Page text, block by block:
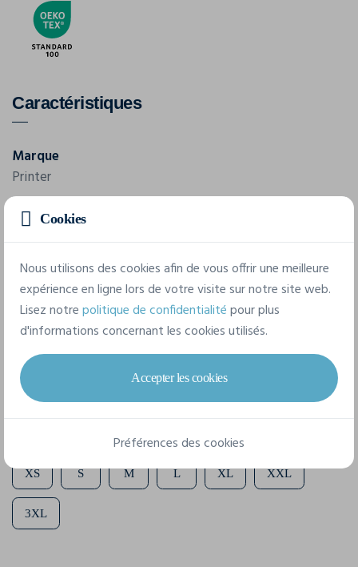
Caractéristiques
Marque
Printer
Référence
Composition
Tissu extérieur: 100% polyester recyclé Membrane TPU:
WP3000/MVP3000 Doublure polaire: 100% polyester
recyclé Rembourrage: 100% polyester recyclé, Bluesign®
APPROVED Doublure: 100% polyester recyclé
7 tailles disponibles
XS S M L XL XXL
3XL
Cookies
Nous utilisons des cookies afin de vous offrir une meilleure
expérience en ligne lors de votre visite sur notre site web.
Lisez notrepolitique de confidentialitépour plus
d'informations concernant les cookies utilisés.
Accepter les cookies
Préférences des cookies